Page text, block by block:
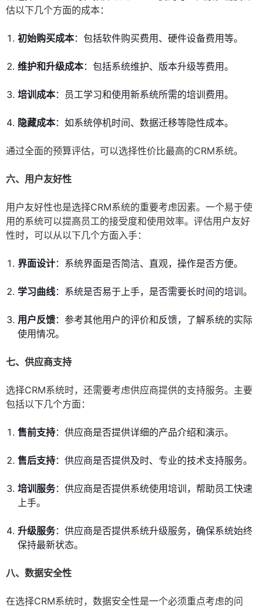
估以下几个方面的成本：
初始购买成本：包括软件购买费用、硬件设备费用等。
维护和升级成本：包括系统维护、版本升级等费用。
培训成本：员工学习和使用新系统所需的培训费用。
隐藏成本：如系统停机时间、数据迁移等隐性成本。
通过全面的预算评估，可以选择性价比最高的CRM系统。
六、用户友好性
用户友好性也是选择CRM系统的重要考虑因素。一个易于使
用的系统可以提高员工的接受度和使用效率。评估用户友好
性时，可以从以下几个方面入手：
界面设计：系统界面是否简洁、直观，操作是否方便。
学习曲线：系统是否易于上手，是否需要长时间的培训。
用户反馈：参考其他用户的评价和反馈，了解系统的实际
使用情况。
七、供应商支持
选择CRM系统时，还需要考虑供应商提供的支持服务。主要
包括以下几个方面：
售前支持：供应商是否提供详细的产品介绍和演示。
售后支持：供应商是否提供及时、专业的技术支持服务。
培训服务：供应商是否提供系统使用培训，帮助员工快速
上手。
升级服务：供应商是否提供系统升级服务，确保系统始终
保持最新状态。
八、数据安全性
在选择CRM系统时，数据安全性是一个必须重点考虑的问